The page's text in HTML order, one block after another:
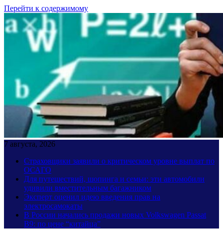
Перейти к содержимому
7 августа, 2026
Страховщики заявили о критическом уровне выплат по
ОСАГО
Для путешествий, шопинга и семьи: эти автомобили
удивили вместительным багажником
Эксперт оценил идею введения прав на
электросамокаты
В России начались продажи новых Volkswagen Passat
B9: по цене “китайца”